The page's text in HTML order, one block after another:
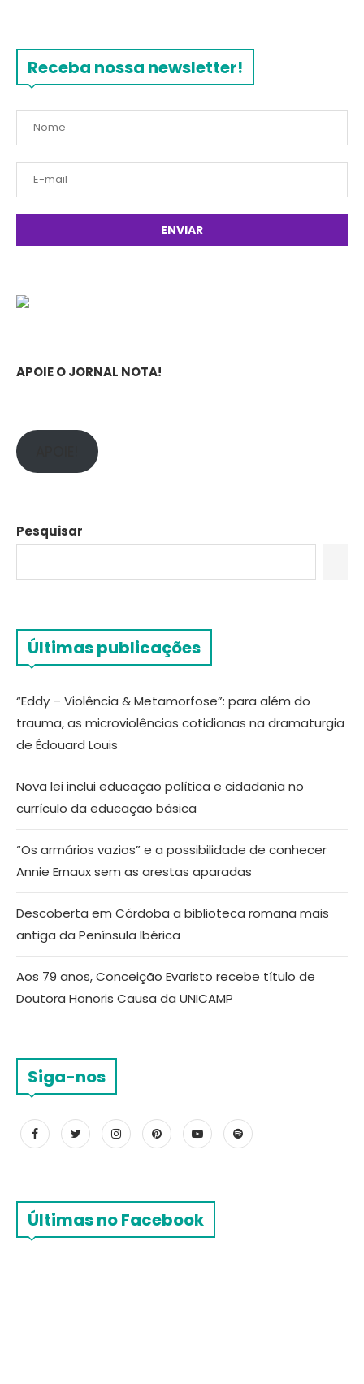
Receba nossa newsletter!
APOIE O JORNAL NOTA!
Pesquisar
Últimas publicações
“Eddy – Violência & Metamorfose”: para além do
trauma, as microviolências cotidianas na dramaturgia
de Édouard Louis
Nova lei inclui educação política e cidadania no
currículo da educação básica
“Os armários vazios” e a possibilidade de conhecer
Annie Ernaux sem as arestas aparadas
Descoberta em Córdoba a biblioteca romana mais
antiga da Península Ibérica
Aos 79 anos, Conceição Evaristo recebe título de
Doutora Honoris Causa da UNICAMP
Siga-nos
Últimas no Facebook